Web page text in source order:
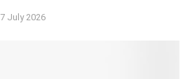
7 July 2026